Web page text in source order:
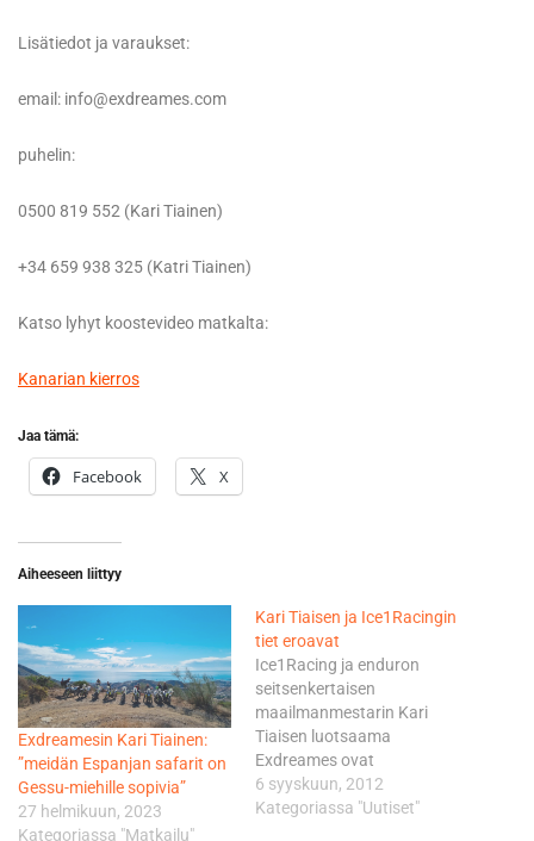
Lisätiedot ja varaukset:
email: info@exdreames.com
puhelin:
0500 819 552 (Kari Tiainen)
+34 659 938 325 (Katri Tiainen)
Katso lyhyt koostevideo matkalta:
Kanarian kierros
Jaa tämä:
Facebook X
Aiheeseen liittyy
Exdreamesin Kari Tiainen:
”meidän Espanjan safarit on
Gessu-miehille sopivia”
27 helmikuun, 2023
Kategoriassa "Matkailu"
Kari Tiaisen ja Ice1Racingin
tiet eroavat
Ice1Racing ja enduron
seitsenkertaisen
maailmanmestarin Kari
Tiaisen luotsaama
Exdreames ovat
yhteisymmärryksessä
päättäneet olla jatkamatta
6 syyskuun, 2012
Kategoriassa "Uutiset"